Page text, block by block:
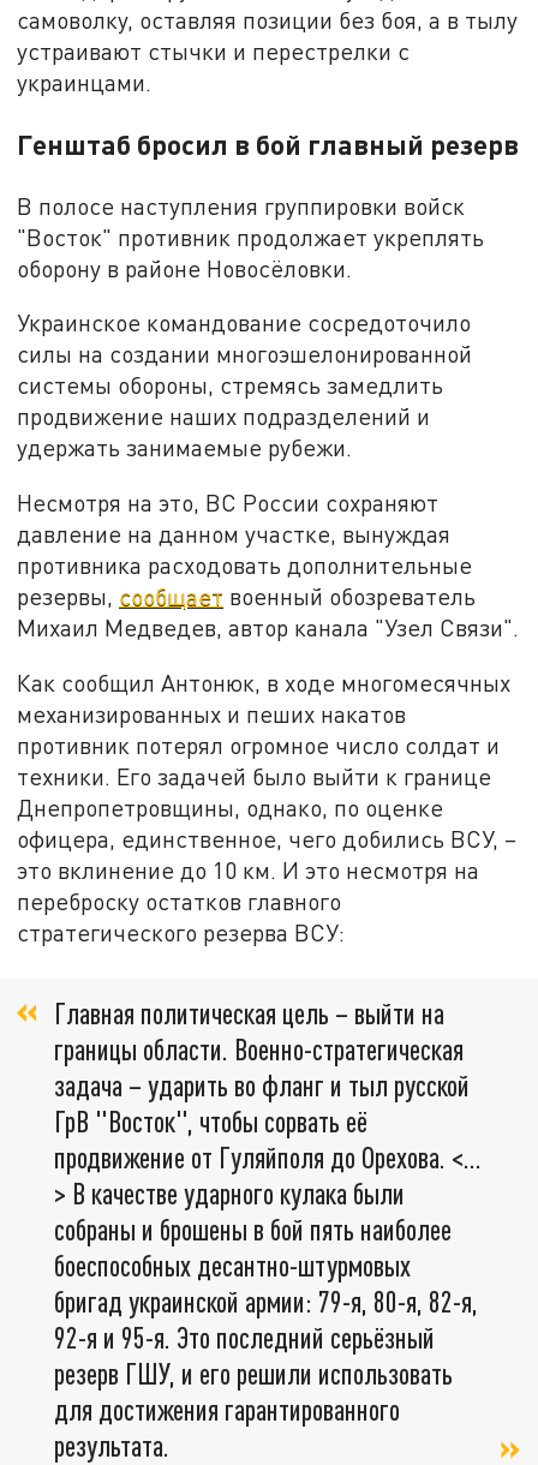
самоволку, оставляя позиции без боя, а в тылу
устраивают стычки и перестрелки с
украинцами.
Генштаб бросил в бой главный резерв
В полосе наступления группировки войск
"Восток" противник продолжает укреплять
оборону в районе Новосёловки.
Украинское командование сосредоточило
силы на создании многоэшелонированной
системы обороны, стремясь замедлить
продвижение наших подразделений и
удержать занимаемые рубежи.
Несмотря на это, ВС России сохраняют
давление на данном участке, вынуждая
противника расходовать дополнительные
резервы, сообщает военный обозреватель
Михаил Медведев, автор канала "Узел Связи".
Как сообщил Антонюк, в ходе многомесячных
механизированных и пеших накатов
противник потерял огромное число солдат и
техники. Его задачей было выйти к границе
Днепропетровщины, однако, по оценке
офицера, единственное, чего добились ВСУ, –
это вклинение до 10 км. И это несмотря на
переброску остатков главного
стратегического резерва ВСУ:
Главная политическая цель – выйти на
границы области. Военно-стратегическая
задача – ударить во фланг и тыл русской
ГрВ "Восток", чтобы сорвать её
продвижение от Гуляйполя до Орехова. <…
> В качестве ударного кулака были
собраны и брошены в бой пять наиболее
боеспособных десантно-штурмовых
бригад украинской армии: 79-я, 80-я, 82-я,
92-я и 95-я. Это последний серьёзный
резерв ГШУ, и его решили использовать
для достижения гарантированного
результата.